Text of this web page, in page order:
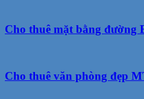
Cho thuê mặt bằng đường
Cho thuê văn phòng đẹp